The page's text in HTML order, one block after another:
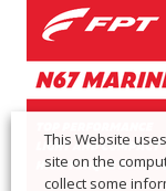
This Website
site on the
collect some